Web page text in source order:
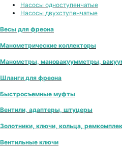
Насосы одноступенчатые
Насосы двухступенчатые
Весы для фреона
Манометрические коллекторы
Манометры, мановакуумметры,
Шланги для фреона
Быстросъемные муфты
Вентили, адаптеры, штуцеры
Золотники, ключи, кольца,
Вентильные ключи